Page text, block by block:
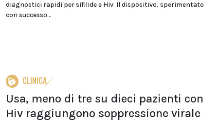
diagnostici rapidi per sifilide e Hiv. Il dispositivo, sperimentato
con successo...
CLINICA
Usa, meno di tre su dieci pazienti con
Hiv raggiungono soppressione virale